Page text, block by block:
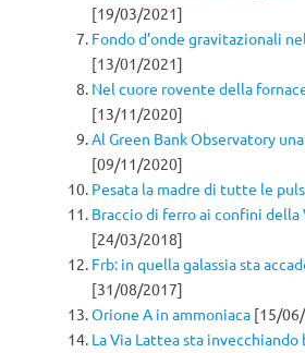
[19/03/2021]
Fondo d’onde gravitazionali
[13/01/2021]
Nel cuore rovente della
[13/11/2020]
Al Green Bank Observatory
[09/11/2020]
Pesata la madre di tutte le
Braccio di ferro ai confini della
[24/03/2018]
Frb: in quella galassia sta
[31/08/2017]
Orione A in ammoniaca [15/
La Via Lattea sta invecchiando